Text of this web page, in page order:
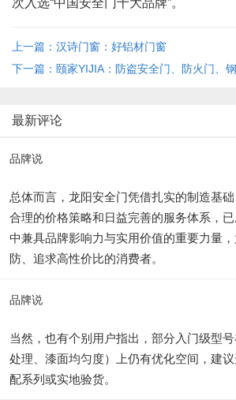
次入选“中国安全门十大品牌”。
上一篇：汉诗门窗：好铝材门窗
下一篇：颐家YIJIA：防盗安全门、防火门、
最新评论
品牌说
总体而言，龙阳安全门凭借扎实的制造基础
合理的价格策略和日益完善的服务体系，
中兼具品牌影响力与实用价值的重要力量
防、追求高性价比的消费者。
品牌说
当然，也有个别用户指出，部分入门级型
处理、漆面均匀度）上仍有优化空间，建
配系列或实地验货。